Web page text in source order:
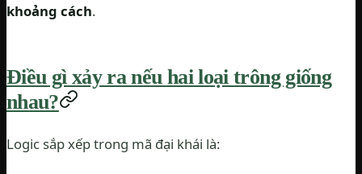
khoảng cách.
Điều gì xảy ra nếu hai loại trông giống
nhau?
Logic sắp xếp trong mã đại khái là: